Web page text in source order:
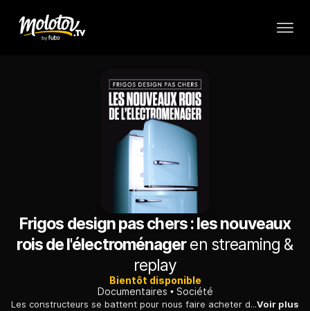
Frigos design pas chers : les nouveaux
rois de l'électroménageren streaming &
replay
Bientôt disponible
Documentaires
Société
Les constructeurs se battent pour nous faire acheter des frigos de plus en plus sophistiqués. Que valent vraiment ces frigos ultra modernes à prix cassé ?Voir plus